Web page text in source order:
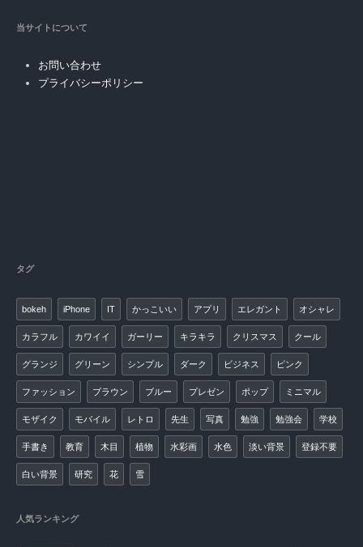
当サイトについて
お問い合わせ
プライバシーポリシー
タグ
bokeh iPhone IT かっこいい アプリ エレガント オシャレ
カラフル カワイイ ガーリー キラキラ クリスマス クール
グランジ グリーン シンプル ダーク ビジネス ピンク
ファッション ブラウン ブルー プレゼン ポップ ミニマル
モザイク モバイル レトロ 先生 写真 勉強 勉強会 学校
手書き 教育 木目 植物 水彩画 水色 淡い背景 登録不要
白い背景 研究 花 雪
人気ランキング